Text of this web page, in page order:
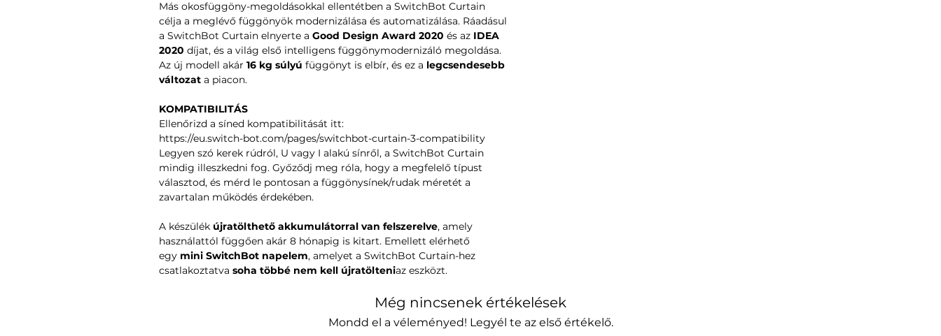
Más okosfüggöny-megoldásokkal ellentétben a SwitchBot Curtain
célja a meglévő függönyök modernizálása és automatizálása. Ráadásul
a SwitchBot Curtain elnyerte a Good Design Award 2020 és az IDEA
2020 díjat, és a világ első intelligens függönymodernizáló megoldása.
Az új modell akár 16 kg súlyú függönyt is elbír, és ez a legcsendesebb
változat a piacon.
KOMPATIBILITÁS
Ellenőrizd a síned kompatibilitását itt:
https://eu.switch-bot.com/pages/switchbot-curtain-3-compatibility
Legyen szó kerek rúdról, U vagy I alakú sínről, a SwitchBot Curtain
mindig illeszkedni fog. Győződj meg róla, hogy a megfelelő típust
választod, és mérd le pontosan a függönysínek/rudak méretét a
zavartalan működés érdekében.
A készülék újratölthető akkumulátorral van felszerelve, amely
használattól függően akár 8 hónapig is kitart. Emellett elérhető
egy mini SwitchBot napelem, amelyet a SwitchBot Curtain-hez
csatlakoztatva soha többé nem kell újratölteniaz eszközt.
Még nincsenek értékelések
Mondd el a véleményed! Legyél te az első értékelő.